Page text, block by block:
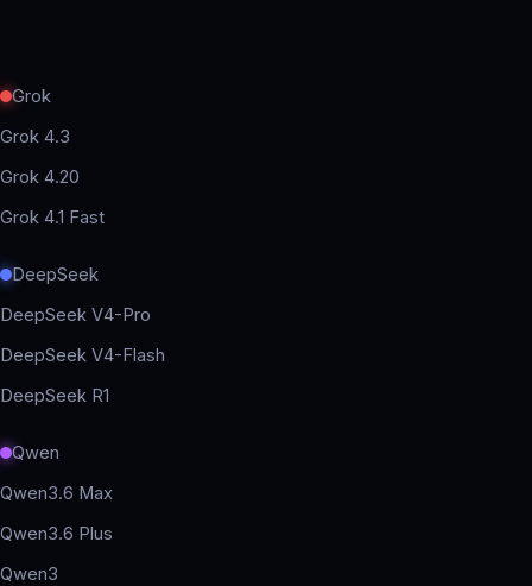
Grok
Grok 4.3
Grok 4.20
Grok 4.1 Fast
DeepSeek
DeepSeek V4-Pro
DeepSeek V4-Flash
DeepSeek R1
Qwen
Qwen3.6 Max
Qwen3.6 Plus
Qwen3